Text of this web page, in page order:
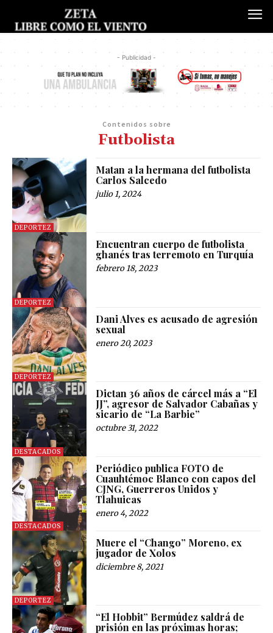
- Publicidad -
Contenidos sobre
Futbolista
DEPORTEZ
Matan a la hermana del futbolista
Carlos Salcedo
julio 1, 2024
DEPORTEZ
Encuentran cuerpo de futbolista
ghanés tras terremoto en Turquía
febrero 18, 2023
DEPORTEZ
Dani Alves es acusado de agresión
sexual
enero 20, 2023
DESTACADOS
Dictan 36 años de cárcel más a “El
JJ”, agresor de Salvador Cabañas y
sicario de “La Barbie”
octubre 31, 2022
DESTACADOS
Periódico publica FOTO de
Cuauhtémoc Blanco con capos del
CJNG, Guerreros Unidos y
Tlahuicas
enero 4, 2022
DEPORTEZ
Muere el “Chango” Moreno, ex
jugador de Xolos
diciembre 8, 2021
“El Hobbit” Bermúdez saldrá de
prisión en las próximas horas;